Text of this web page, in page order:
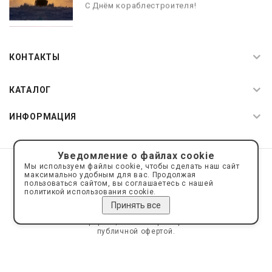
С Днём кораблестроителя!
КОНТАКТЫ
КАТАЛОГ
ИНФОРМАЦИЯ
© 2019—2026 Интернет пространство АкваРос
sale@a-ros.ru
Политика конфиденциальности
Политика обработки персональных данных
Сайт носит информационный характер и не является
публичной офертой.
Уведомление о файлах cookie
Мы используем файлы cookie, чтобы сделать наш сайт
максимально удобным для вас. Продолжая
пользоваться сайтом, вы соглашаетесь с нашей
политикой использования cookie.
Принять все